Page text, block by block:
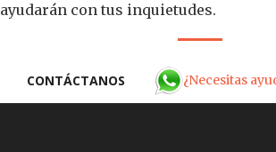
ayudarán con tus inquietudes.
CONTÁCTANOS ¿Necesitas